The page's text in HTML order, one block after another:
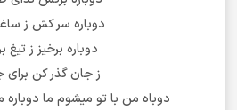
دوباره سر کش ز
دوباره برخیز ز
ز جان گذر کن برای
دوباه من با تو میشوم ما دوباره